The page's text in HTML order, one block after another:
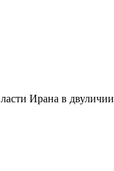
Ирана в двуличии